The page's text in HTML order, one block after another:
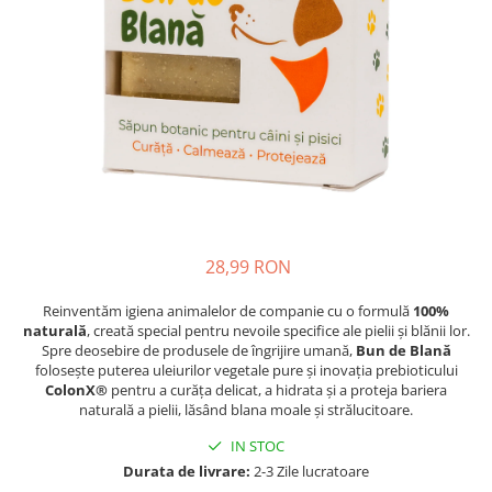
Piele, păr & unghii
Tranzit intestinal
Colesterol & tensiune
Sănătatea copiilor
Performanta sportiva
Îngrijirea Tenului
Creme cu SPF
Geluri de curățare
Balsam buze
Îngrijirea Corpului
Creme de corp
Uleiuri de corp
Curcumin (Turmeric)
Ghimbir
Ginkgo biloba
Ginseng
Glucozamina
Zinc Bisglicinat
28,99 RON
Reinventăm igiena animalelor de companie cu o formulă 100%
naturală, creată special pentru nevoile specifice ale pielii și blănii lor.
Spre deosebire de produsele de îngrijire umană, Bun de Blană
folosește puterea uleiurilor vegetale pure și inovația prebioticului
ColonX® pentru a curăța delicat, a hidrata și a proteja bariera
naturală a pielii, lăsând blana moale și strălucitoare.
IN STOC
Durata de livrare: 2-3 Zile lucratoare